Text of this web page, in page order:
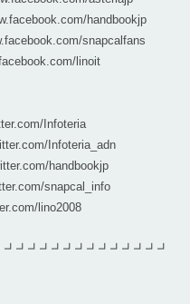
handbookjp
snapcalfans
linoit
Infoteria
Infoteria_adn
handbookjp
snapcal_info
lino2008